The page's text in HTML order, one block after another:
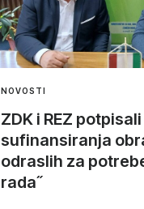
NOVOSTI
ZDK i REZ
sufinansiranja
odraslih za
rada˝